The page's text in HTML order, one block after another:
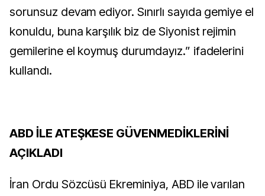
sorunsuz devam ediyor. Sınırlı sayıda gemiye el
konuldu, buna karşılık biz de Siyonist rejimin
gemilerine el koymuş durumdayız.” ifadelerini
kullandı.
ABD İLE ATEŞKESE GÜVENMEDİKLERİNİ
AÇIKLADI
İran Ordu Sözcüsü Ekreminiya, ABD ile varılan